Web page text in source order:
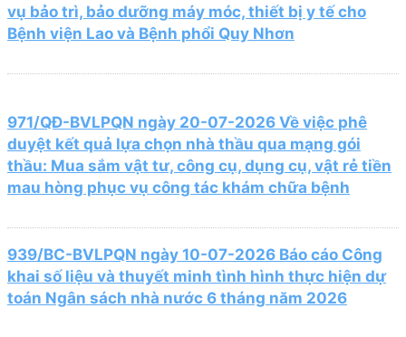
vụ bảo trì, bảo dưỡng máy móc, thiết bị y tế cho
Bệnh viện Lao và Bệnh phổi Quy Nhơn
971/QĐ-BVLPQN ngày 20-07-2026 Về việc phê
duyệt kết quả lựa chọn nhà thầu qua mạng gói
thầu: Mua sắm vật tư, công cụ, dụng cụ, vật rẻ tiền
mau hòng phục vụ công tác khám chữa bệnh
939/BC-BVLPQN ngày 10-07-2026 Báo cáo Công
khai số liệu và thuyết minh tình hình thực hiện dự
toán Ngân sách nhà nước 6 tháng năm 2026